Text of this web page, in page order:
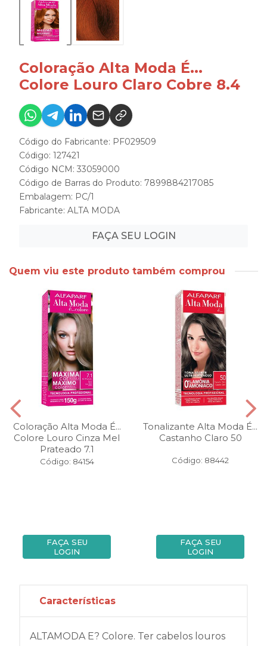
Coloração Alta Moda É...
Colore Louro Claro Cobre 8.4
Código do Fabricante: PF029509
Código: 127421
Código NCM: 33059000
Código de Barras do Produto: 7899884217085
Embalagem: PC/1
Fabricante: ALTA MODA
FAÇA SEU LOGIN
Quem viu este produto também comprou
Coloração Alta Moda É...
Colore Louro Cinza Mel
Prateado 7.1
Código: 84154
FAÇA SEU
LOGIN
Tonalizante Alta Moda É...
Castanho Claro 50
Código: 88442
FAÇA SEU
LOGIN
Características
ALTAMODA E? Colore. Ter cabelos louros